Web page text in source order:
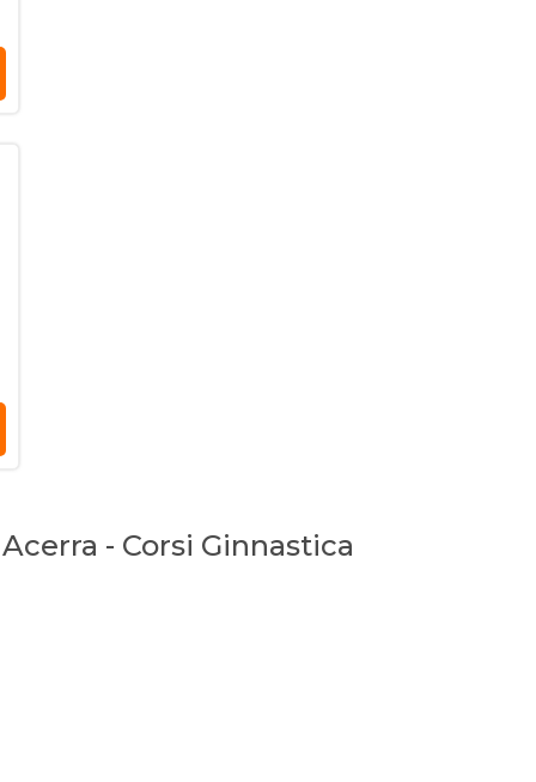
- Corsi Ginnastica